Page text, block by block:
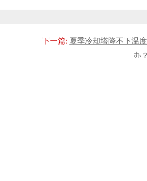
下一篇: 夏季冷却塔降不下温
办？